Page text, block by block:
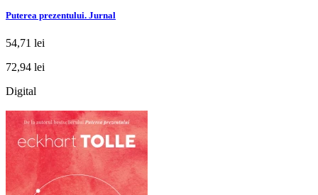
Puterea prezentului. Jurnal
54,71 lei
72,94 lei
Digital